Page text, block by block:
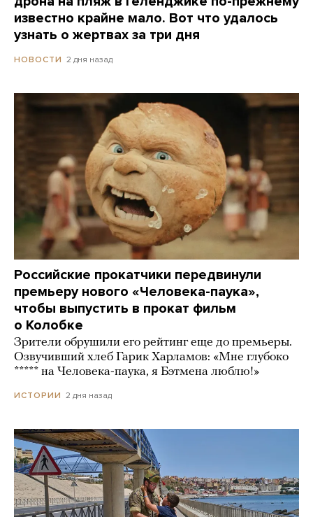
известно крайне мало. Вот что удалось
узнать о жертвах за три дня
НОВОСТИ 2 дня назад
Российские прокатчики передвинули
премьеру нового «Человека-паука»,
чтобы выпустить в прокат фильм
о Колобке
Зрители обрушили его рейтинг еще до премьеры.
Озвучивший хлеб Гарик Харламов: «Мне глубоко
***** на Человека-паука, я Бэтмена люблю!»
ИСТОРИИ 2 дня назад